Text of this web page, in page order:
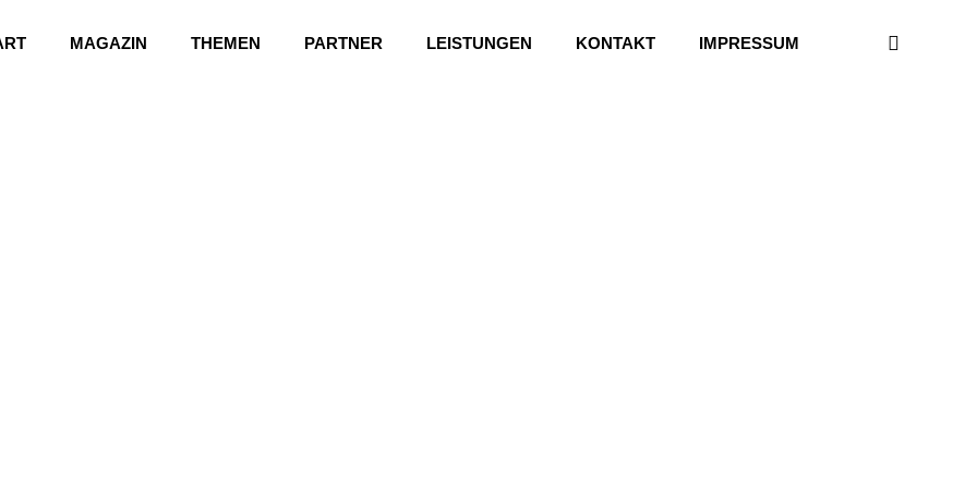
MAGAZIN THEMEN PARTNER LEISTUNGEN KONTAKT IMPRESSUM